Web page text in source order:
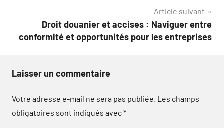
Article suivant
Droit douanier et accises : Naviguer entre
conformité et opportunités pour les entreprises
Laisser un commentaire
Votre adresse e-mail ne sera pas publiée. Les champs
obligatoires sont indiqués avec*